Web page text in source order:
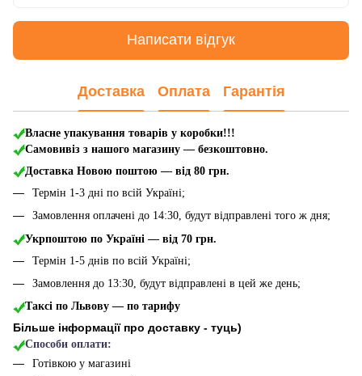
Написати відгук
Доставка Оплата Гарантія
Власне упакування товарів у коробки!!!
Самовивіз з нашого магазину — безкоштовно.
Доставка Новою поштою — від 80 грн.
Термін 1-3 дні по всій Україні;
Замовлення оплачені до 14:30, будут відправлені того ж дня;
Укрпоштою по Україні — від 70 грн.
Термін 1-5 днів по всій Україні;
Замовлення до 13:30, будут відправлені в цей же день;
Таксі по Львову — по тарифу
Більше інформації про доставку - туць)
Способи оплати:
Готівкою у магазині